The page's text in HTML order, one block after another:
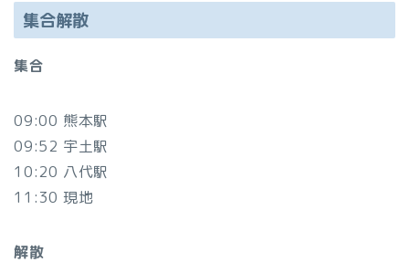
集合解散
集合
09:00 熊本駅
09:52 宇土駅
10:20 八代駅
11:30 現地
解散